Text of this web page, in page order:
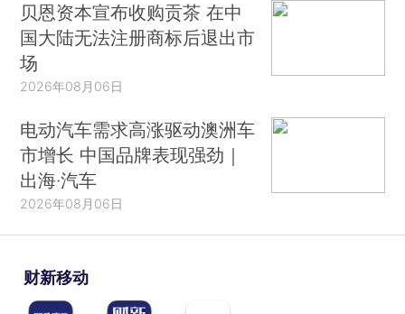
贝恩资本宣布收购贡茶 在中
国大陆无法注册商标后退出市
场
2026年08月06日
电动汽车需求高涨驱动澳洲车
市增长 中国品牌表现强劲｜
出海·汽车
2026年08月06日
财新移动